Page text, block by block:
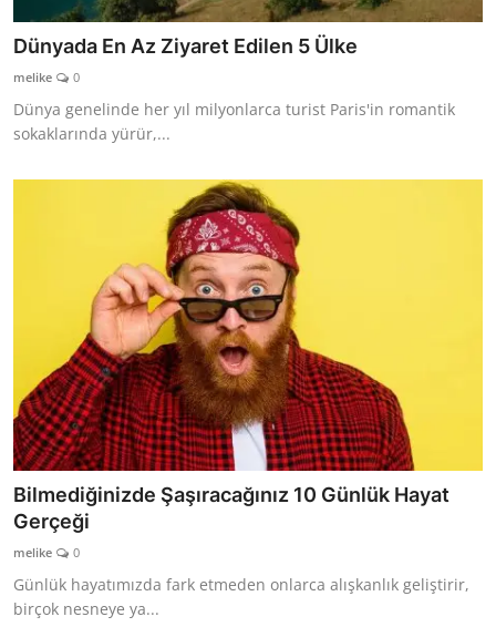
Dünyada En Az Ziyaret Edilen 5 Ülke
melike 0
Dünya genelinde her yıl milyonlarca turist Paris'in romantik
sokaklarında yürür,...
Bilmediğinizde Şaşıracağınız 10 Günlük Hayat
Gerçeği
melike 0
Günlük hayatımızda fark etmeden onlarca alışkanlık geliştirir,
birçok nesneye ya...